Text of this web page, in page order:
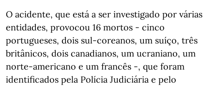
O acidente, que está a ser investigado por várias
entidades, provocou 16 mortos - cinco
portugueses, dois sul-coreanos, um suíço, três
britânicos, dois canadianos, um ucraniano, um
norte-americano e um francês -, que foram
identificados pela Polícia Judiciária e pelo